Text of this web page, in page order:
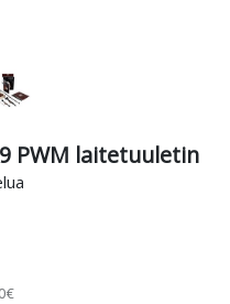
PWM laitetuuletin